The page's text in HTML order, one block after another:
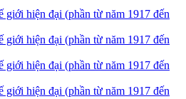
giới hiện đại (phần từ năm 1917 đến
giới hiện đại (phần từ năm 1917 đến
giới hiện đại (phần từ năm 1917 đến
giới hiện đại (phần từ năm 1917 đến